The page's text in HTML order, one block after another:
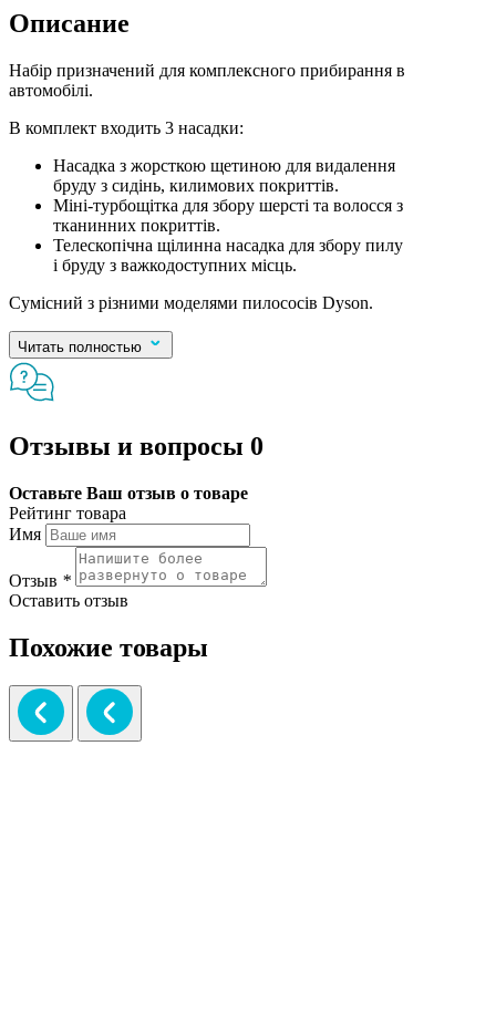
Описание
Набір призначений для комплексного прибирання в
автомобілі.
В комплект входить 3 насадки:
Насадка з жорсткою щетиною для видалення
бруду з сидінь, килимових покриттів.
Міні-турбощітка для збору шерсті та волосся з
тканинних покриттів.
Телескопічна щілинна насадка для збору пилу
і бруду з важкодоступних місць.
Сумісний з різними моделями пилососів Dyson.
Читать полностью
Отзывы и вопросы 0
Оставьте Ваш отзыв о товаре
Рейтинг товара
Имя
Отзыв *
Оставить отзыв
Похожие товары